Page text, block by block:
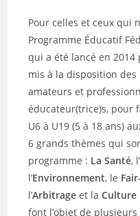
Pour celles et ceux qui
Programme Éducatif
qui a été lancé en 2014
mis à la disposition
amateurs et
éducateur(trice)s, pour
U6 à U19 (5 à 18 ans)
6 grands thèmes qui
programme : La Santé, l’
l’Environnement, le
l’Arbitrage et laCulture
font l’objet de